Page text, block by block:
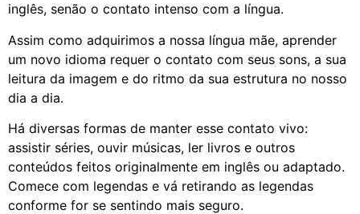
inglês, senão o contato intenso com a língua.
Assim como adquirimos a nossa língua mãe, aprender
um novo idioma requer o contato com seus sons, a sua
leitura da imagem e do ritmo da sua estrutura no nosso
dia a dia.
Há diversas formas de manter esse contato vivo:
assistir séries, ouvir músicas, ler livros e outros
conteúdos feitos originalmente em inglês ou adaptado.
Comece com legendas e vá retirando as legendas
conforme for se sentindo mais seguro.